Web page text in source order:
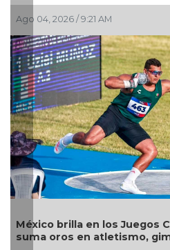
2026 / 9:21 AM
brilla en los Juegos
oros en atletismo, gimnasia